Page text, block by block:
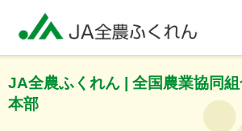
JA全農ふくれん | 全国農業協同
本部